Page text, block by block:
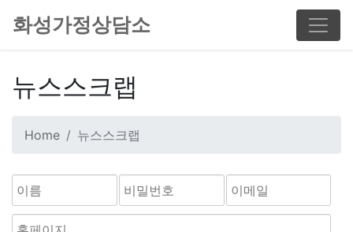
화성가정상담소
뉴스스크랩
Home 뉴스스크랩